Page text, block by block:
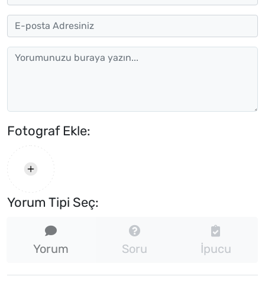
Fotograf Ekle:
Yorum Tipi Seç:
Yorum Soru İpucu